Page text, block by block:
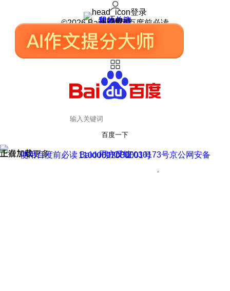
登录
我的关注
我的收藏
皮肤中心
用户反馈
设置
©2026 Baidu 使用百度前必读
百度一下
正在加载
上滑加载更多 用户反馈
使用百度前必读 Baidu 京ICP证030173号
京公网安备11000002000001号